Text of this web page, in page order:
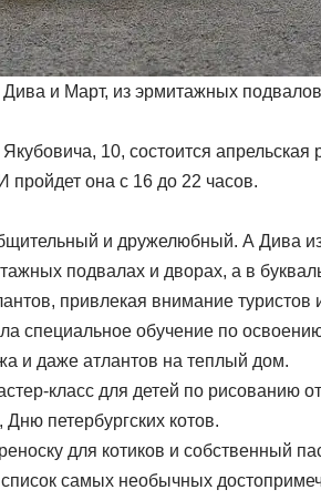
Дива и Март, из эрмитажных
10, состоится апрельская
пройдет она с 16 до 22 часов.
и дружелюбный. А Дива
подвалах и дворах, а в
привлекая внимание туристов
специальное обучение по освоению
и даже атлантов на теплый дом.
класс для детей по рисованию
петербургских котов.
для котиков и собственный
самых необычных